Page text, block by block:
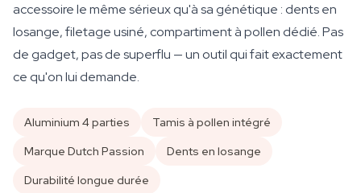
accessoire le même sérieux qu'à sa génétique : dents en
losange, filetage usiné, compartiment à pollen dédié. Pas
de gadget, pas de superflu — un outil qui fait exactement
ce qu'on lui demande.
Aluminium 4 parties
Tamis à pollen intégré
Marque Dutch Passion
Dents en losange
Durabilité longue durée